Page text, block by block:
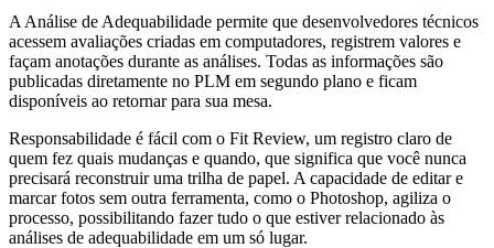
A Análise de Adequabilidade permite que desenvolvedores técnicos
acessem avaliações criadas em computadores, registrem valores e
façam anotações durante as análises. Todas as informações são
publicadas diretamente no PLM em segundo plano e ficam
disponíveis ao retornar para sua mesa.
Responsabilidade é fácil com o Fit Review, um registro claro de
quem fez quais mudanças e quando, que significa que você nunca
precisará reconstruir uma trilha de papel. A capacidade de editar e
marcar fotos sem outra ferramenta, como o Photoshop, agiliza o
processo, possibilitando fazer tudo o que estiver relacionado às
análises de adequabilidade em um só lugar.